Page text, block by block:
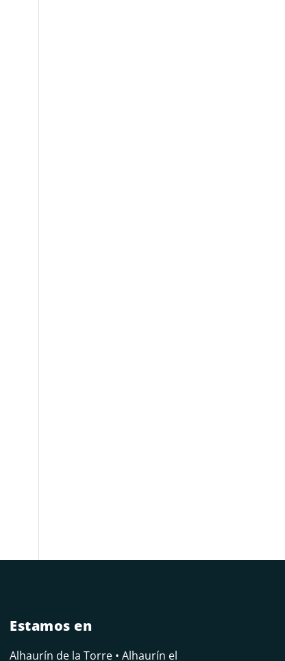
Estamos en
Alhaurín de la Torre • Alhaurín el